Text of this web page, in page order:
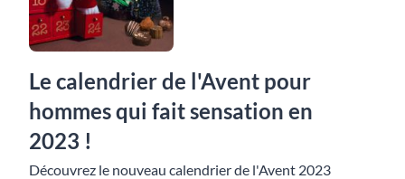
Le calendrier de l'Avent pour
hommes qui fait sensation en
2023 !
Découvrez le nouveau calendrier de l'Avent 2023